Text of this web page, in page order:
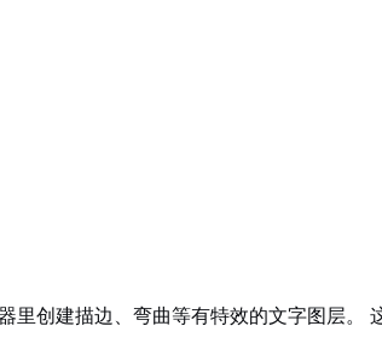
器里创建描边、弯曲等有特效的文字图层